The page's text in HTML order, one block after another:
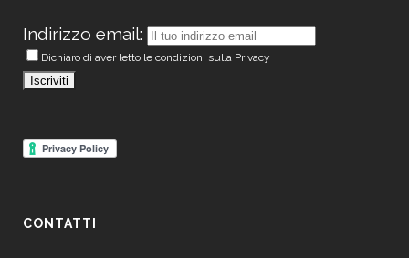
Indirizzo email:
Dichiaro di aver letto le condizioni sulla Privacy
CONTATTI